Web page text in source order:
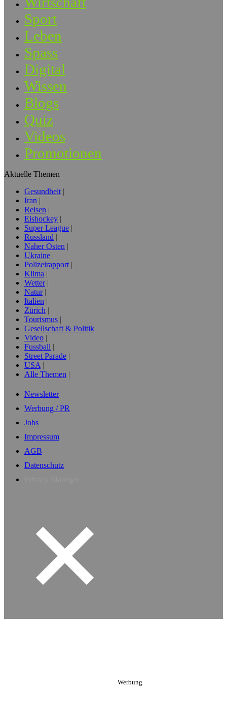
Sport
Leben
Spass
Digital
Wissen
Blogs
Quiz
Videos
Promotionen
Aktuelle Themen
Gesundheit
Iran
Reisen
Eishockey
Super League
Russland
Naher Osten
Ukraine
Polizeirapport
Klima
Wetter
Natur
Italien
Zürich
Tourismus
Gesellschaft & Politik
Video
Fussball
Street Parade
USA
Alle Themen
Newsletter
Werbung / PR
Jobs
Impressum
AGB
Datenschutz